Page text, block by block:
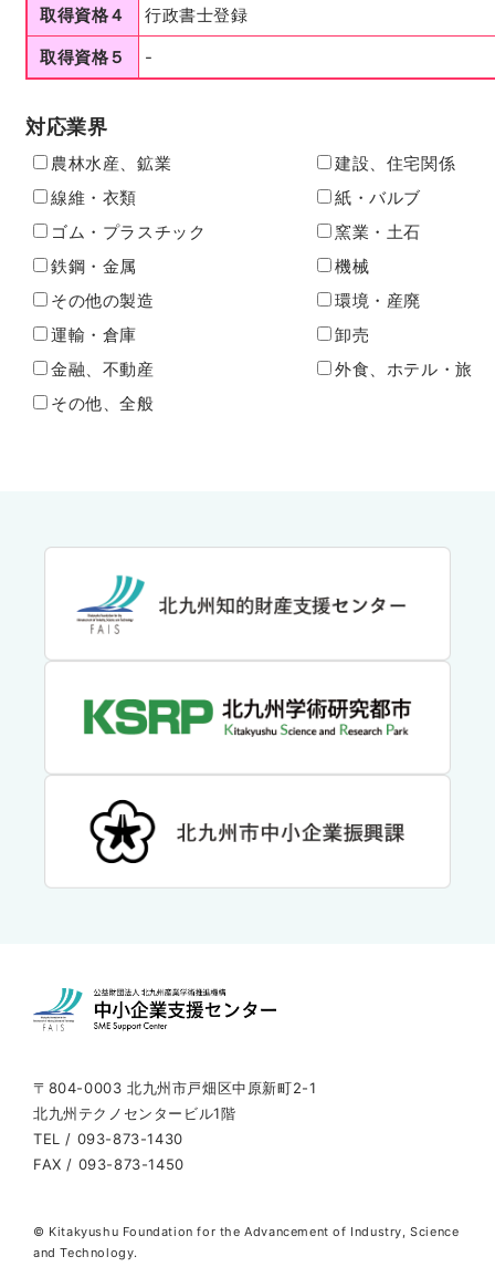
取得資格４
行政書士登録
取得資格５
-
対応業界
農林水産、鉱業
建設、住宅関係
線維・衣類
紙・バルブ
ゴム・プラスチック
窯業・土石
鉄鋼・金属
機械
その他の製造
環境・産廃
運輸・倉庫
卸売
金融、不動産
外食、ホテル・旅
その他、全般
〒804-0003 北九州市戸畑区中原新町2-1
北九州テクノセンタービル1階
TEL / 093-873-1430
FAX / 093-873-1450
© Kitakyushu Foundation for the Advancement of Industry, Science
and Technology.